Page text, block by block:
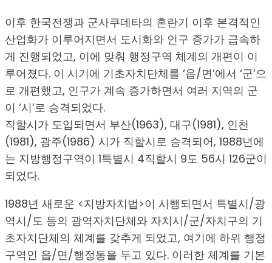
이후 한국전쟁과 군사쿠데타의 혼란기 이후 본격적인
산업화가 이루어지면서 도시화와 인구 증가가 급속하
게 진행되었고, 이에 맞춰 행정구역 체계의 개편이 이
루어졌다. 이 시기에 기초자치단체를 ‘읍/면’에서 ‘군’으
로 개편했고, 인구가 계속 증가하면서 여러 지역의 군
이 ‘시’로 승격되었다.
직할시가 도입되면서 부산(1963), 대구(1981), 인천
(1981), 광주(1986) 시가 직할시로 승격되어, 1988년에
는 지방행정구역이 1특별시 4직할시 9도 56시 126군이
되었다.
1988년 새로운 <지방자치법>이 시행되면서 특별시/광
역시/도 등의 광역자치단체와 자치시/군/자치구의 기
초자치단체의 체계를 갖추게 되었고, 여기에 하위 행정
구역인 읍/면/행정동을 두고 있다. 이러한 체계를 기본